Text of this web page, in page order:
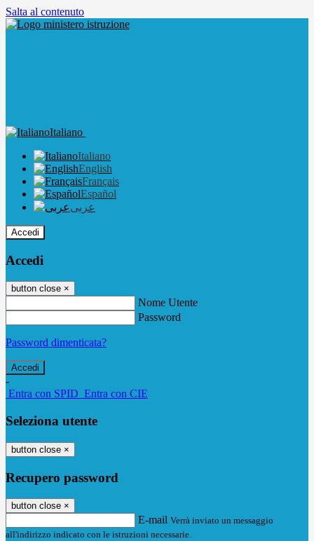
Salta al contenuto
Italiano
Italiano
English
Français
Español
عربى
Accedi
Accedi
button close ×
Nome Utente
Password
Password dimenticata?
-
Entra con SPID Entra con CIE
Seleziona utente
button close ×
Recupero password
button close ×
E-mail Verrà inviato un messaggio
all'indirizzo indicato con le istruzioni necessarie.